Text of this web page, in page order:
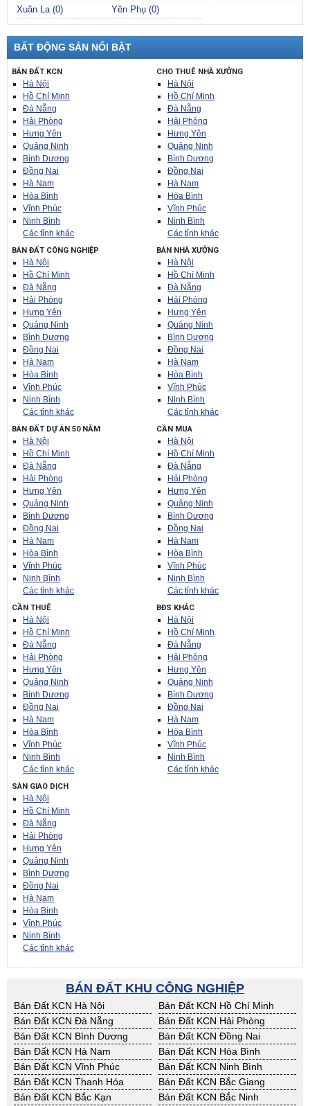
Xuân La (0) Yên Phụ (0)
BẤT ĐỘNG SẢN NỔI BẬT
BÁN ĐẤT KCN
Hà Nội
Hồ Chí Minh
Đà Nẵng
Hải Phòng
Hưng Yên
Quảng Ninh
Bình Dương
Đồng Nai
Hà Nam
Hòa Bình
Vĩnh Phúc
Ninh Bình
Các tỉnh khác
CHO THUÊ NHÀ XƯỞNG
Hà Nội
Hồ Chí Minh
Đà Nẵng
Hải Phòng
Hưng Yên
Quảng Ninh
Bình Dương
Đồng Nai
Hà Nam
Hòa Bình
Vĩnh Phúc
Ninh Bình
Các tỉnh khác
BÁN ĐẤT CÔNG NGHIỆP
Hà Nội
Hồ Chí Minh
Đà Nẵng
Hải Phòng
Hưng Yên
Quảng Ninh
Bình Dương
Đồng Nai
Hà Nam
Hòa Bình
Vĩnh Phúc
Ninh Bình
Các tỉnh khác
BÁN NHÀ XƯỞNG
Hà Nội
Hồ Chí Minh
Đà Nẵng
Hải Phòng
Hưng Yên
Quảng Ninh
Bình Dương
Đồng Nai
Hà Nam
Hòa Bình
Vĩnh Phúc
Ninh Bình
Các tỉnh khác
BÁN ĐẤT DỰ ÁN 50 NĂM
Hà Nội
Hồ Chí Minh
Đà Nẵng
Hải Phòng
Hưng Yên
Quảng Ninh
Bình Dương
Đồng Nai
Hà Nam
Hòa Bình
Vĩnh Phúc
Ninh Bình
Các tỉnh khác
CẦN MUA
Hà Nội
Hồ Chí Minh
Đà Nẵng
Hải Phòng
Hưng Yên
Quảng Ninh
Bình Dương
Đồng Nai
Hà Nam
Hòa Bình
Vĩnh Phúc
Ninh Bình
Các tỉnh khác
CẦN THUÊ
Hà Nội
Hồ Chí Minh
Đà Nẵng
Hải Phòng
Hưng Yên
Quảng Ninh
Bình Dương
Đồng Nai
Hà Nam
Hòa Bình
Vĩnh Phúc
Ninh Bình
Các tỉnh khác
BĐS KHÁC
Hà Nội
Hồ Chí Minh
Đà Nẵng
Hải Phòng
Hưng Yên
Quảng Ninh
Bình Dương
Đồng Nai
Hà Nam
Hòa Bình
Vĩnh Phúc
Ninh Bình
Các tỉnh khác
SÀN GIAO DỊCH
Hà Nội
Hồ Chí Minh
Đà Nẵng
Hải Phòng
Hưng Yên
Quảng Ninh
Bình Dương
Đồng Nai
Hà Nam
Hòa Bình
Vĩnh Phúc
Ninh Bình
Các tỉnh khác
BÁN ĐẤT KHU CÔNG NGHIỆP
Bán Đất KCN Hà Nội
Bán Đất KCN Hồ Chí Minh
Bán Đất KCN Đà Nẵng
Bán Đất KCN Hải Phòng
Bán Đất KCN Bình Dương
Bán Đất KCN Đồng Nai
Bán Đất KCN Hà Nam
Bán Đất KCN Hòa Bình
Bán Đất KCN Vĩnh Phúc
Bán Đất KCN Ninh Bình
Bán Đất KCN Thanh Hóa
Bán Đất KCN Bắc Giang
Bán Đất KCN Bắc Kạn
Bán Đất KCN Bắc Ninh